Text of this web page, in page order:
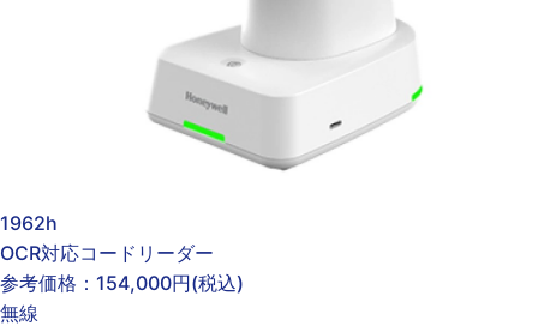
1962h
OCR対応コードリーダー
参考価格： 154,000円(税込)
無線